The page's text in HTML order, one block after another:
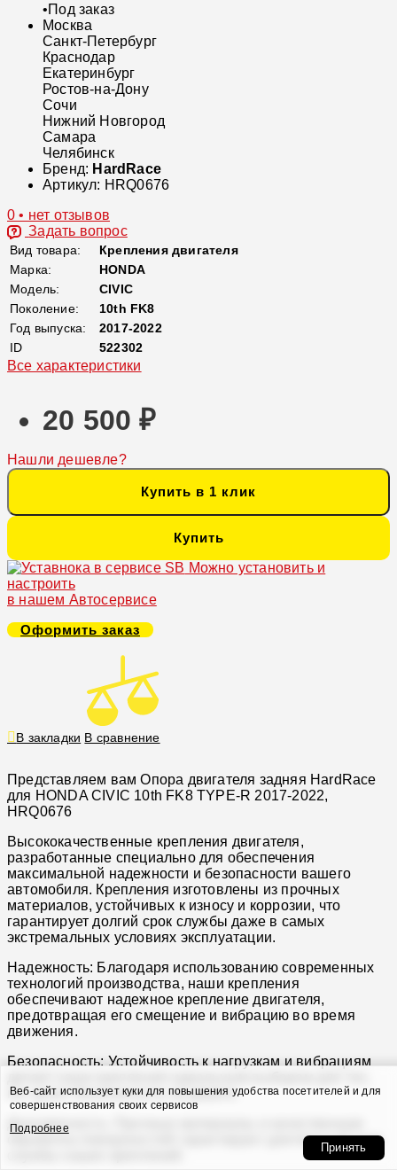
•Под заказ
Москва
Санкт-Петербург
Краснодар
Екатеринбург
Ростов-на-Дону
Сочи
Нижний Новгород
Самара
Челябинск
Бренд: HardRace
Артикул: HRQ0676
0 • нет отзывов
Задать вопрос
Вид товара:
Крепления двигателя
Марка:
HONDA
Модель:
CIVIC
Поколение:
10th FK8
Год выпуска:
2017-2022
ID
522302
Все характеристики
20 500 ₽
Нашли дешевле?
Купить в 1 клик
Купить
Можно установить и
настроить
в нашем Автосервисе
Оформить заказ
В закладки В сравнение
Представляем вам Опора двигателя задняя HardRace
для HONDA CIVIC 10th FK8 TYPE-R 2017-2022,
HRQ0676
Высококачественные крепления двигателя,
разработанные специально для обеспечения
максимальной надежности и безопасности вашего
автомобиля. Крепления изготовлены из прочных
материалов, устойчивых к износу и коррозии, что
гарантирует долгий срок службы даже в самых
экстремальных условиях эксплуатации.
Надежность: Благодаря использованию современных
технологий производства, наши крепления
обеспечивают надежное крепление двигателя,
предотвращая его смещение и вибрацию во время
движения.
Безопасность: Устойчивость к нагрузкам и вибрациям
кто ценит безопасность на дороге.
Долговечность: Прочные материалы и качественная
обработка поверхностей гарантируют длительный срок
Веб-сайт использует куки для повышения удобства посетителей и для
совершенствования своих сервисов
Подробнее
Принять